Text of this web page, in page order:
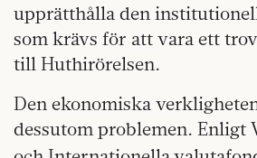
upprätthålla den
som krävs för att vara ett
till Huthirörelsen.
Den ekonomiska
dessutom problemen. Enligt